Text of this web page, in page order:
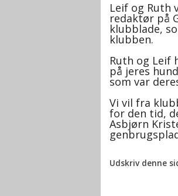
Leif og Ruth
redaktør på
klubblade,
klubben.
Ruth og Leif
på jeres
som var
Vi vil fra
for den tid,
Asbjørn
Udskriv denne